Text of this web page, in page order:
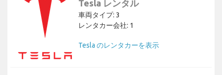
Tesla レンタル
車両タイプ: 3
レンタカー会社: 1
Tesla のレンタカーを表示